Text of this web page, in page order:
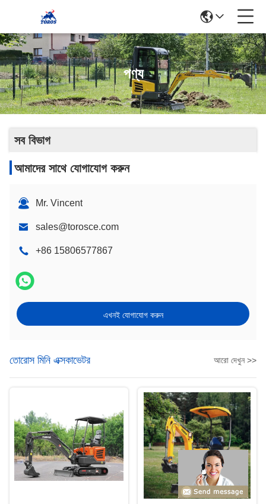
পণ্য
সব বিভাগ
আমাদের সাথে যোগাযোগ করুন
Mr. Vincent
sales@torosce.com
+86 15806577867
এখনই যোগাযোগ করুন
তোরোস মিনি এক্সকাভেটর আরো দেখুন >>